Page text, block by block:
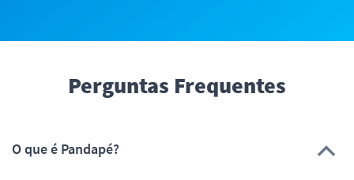
Perguntas Frequentes
O que é Pandapé?